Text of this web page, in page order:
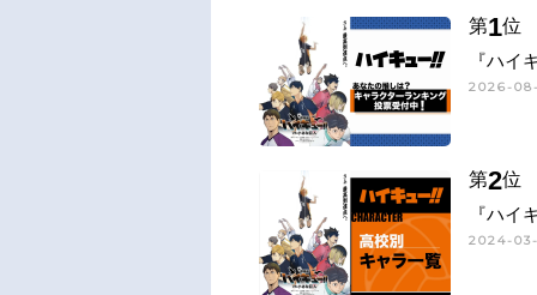
第1位
『ハイ
2026-
第2位
『ハイ
2024-